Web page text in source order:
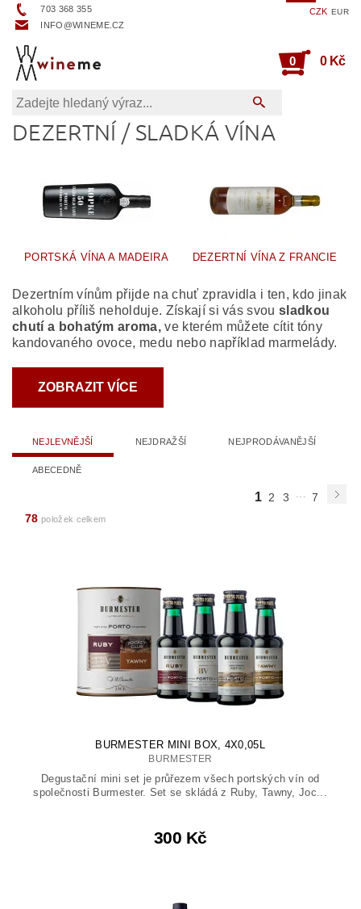
703 368 355
INFO@WINEME.CZ
CZK EUR
0 0 Kč
DEZERTNÍ / SLADKÁ VÍNA
PORTSKÁ VÍNA A MADEIRA DEZERTNÍ VÍNA Z FRANCIE
Dezertním vínům přijde na chuť zpravidla i ten, kdo jinak
alkoholu příliš neholduje. Získají si vás svousladkou
chutí a bohatým aroma, ve kterém můžete cítit tóny
kandovaného ovoce, medu nebo například marmelády.
ZOBRAZIT VÍCE
NEJLEVNĚJŠÍ NEJDRAŽŠÍ NEJPRODÁVANĚJŠÍ
ABECEDNĚ
1 2 3 ... 7
78 položek celkem
BURMESTER MINI BOX, 4X0,05L
BURMESTER
Degustační mini set je průřezem všech portských vín od
společnosti Burmester. Set se skládá z Ruby, Tawny, Joc...
300 Kč